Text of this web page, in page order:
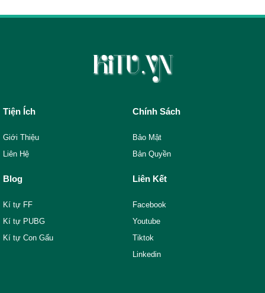
Tiện Ích
Giới Thiệu
Liên Hệ
Chính Sách
Bảo Mật
Bản Quyền
Blog
Kí tự FF
Kí tự PUBG
Kí tự Con Gấu
Liên Kết
Facebook
Youtube
Tiktok
Linkedin